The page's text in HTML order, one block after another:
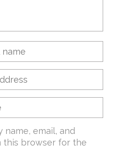
name, email, and
this browser for the